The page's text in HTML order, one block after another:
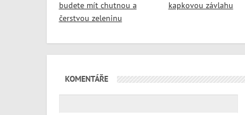
budete mít chutnou a
čerstvou zeleninu
kapkovou závlahu
KOMENTÁŘE